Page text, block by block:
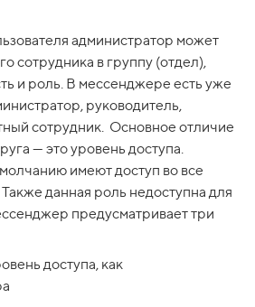
администратор может
сотрудника в группу (отдел),
и роль. В мессенджере есть уже
руководитель,
сотрудник.  Основное отличие
— это уровень доступа.
имеют доступ во все
данная роль недоступна для
предусматривает три
доступа, как